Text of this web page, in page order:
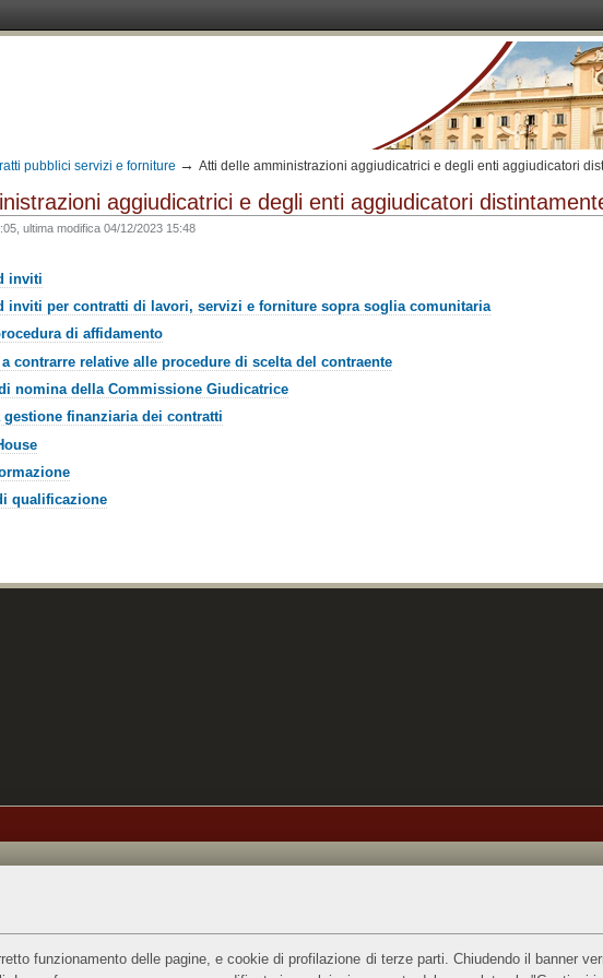
funzionamento delle pagine, e cookie di profilazione di terze parti. Chiudendo il banner
pubblici servizi e forniture → Atti delle amministrazioni aggiudicatrici e degli enti aggiudicatori
aggiudicatrici e degli enti aggiudicatori
ultima modifica 04/12/2023 15:48
inviti
inviti per contratti di lavori, servizi e forniture sopra soglia comunitaria
di affidamento
contrarre relative alle procedure di scelta del contraente
nomina della Commissione Giudicatrice
gestione finanziaria dei contratti
qualificazione